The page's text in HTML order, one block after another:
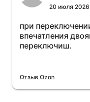
20 июля 2026
при
впечатления
переключиш.
Отзыв Ozon